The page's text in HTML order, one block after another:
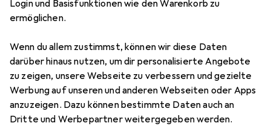
Login und Basisfunktionen wie den Warenkorb zu
ermöglichen.
Wenn du allem zustimmst, können wir diese Daten
darüber hinaus nutzen, um dir personalisierte Angebote
zu zeigen, unsere Webseite zu verbessern und gezielte
Werbung auf unseren und anderen Webseiten oder Apps
anzuzeigen. Dazu können bestimmte Daten auch an
Dritte und Werbepartner weitergegeben werden.
Bewertung für HP 364
an75re
vor 6 Jahren
hat dieses Produkt gekauft